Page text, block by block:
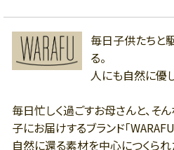
毎日子供たちと
る。
人にも自然に優
毎日忙しく過ごすお母さんと、そ
子にお届けするブランド「WARAFU
自然に還る素材を中心につくら